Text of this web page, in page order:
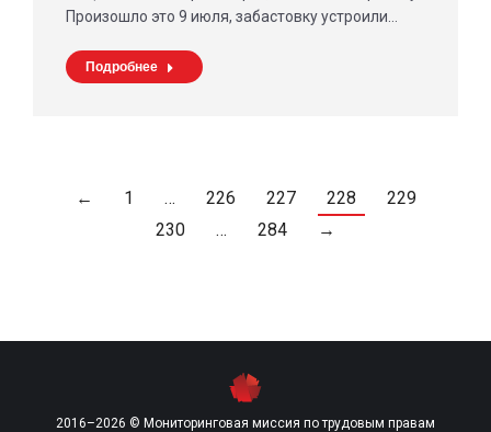
Произошло это 9 июля, забастовку устроили…
Подробнее
← 1 … 226 227 228
229
230
… 284 →
2016–2026 © Мониторинговая миссия по трудовым правам